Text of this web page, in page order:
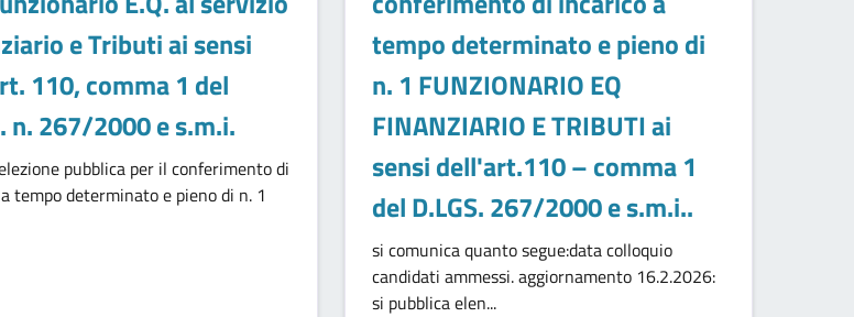
e Tributi ai sensi
110, comma 1 del
n. 267/2000 e s.m.i.
pubblica per il conferimento di
tempo determinato e pieno di n. 1
tempo determinato e pieno di
n. 1 FUNZIONARIO EQ
FINANZIARIO E TRIBUTI ai
sensi dell'art.110 – comma 1
del D.LGS. 267/2000 e s.m.i..
si comunica quanto segue:data colloquio
candidati ammessi. aggiornamento 16.2.2026:
si pubblica elen...